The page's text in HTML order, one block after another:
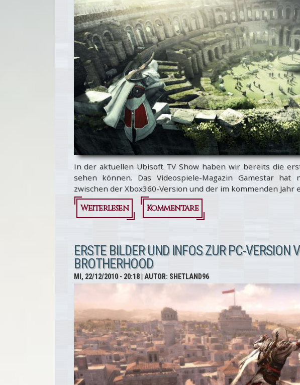
In der aktuellen Ubisoft TV Show haben wir bereits die
sehen können. Das Videospiele-Magazin Gamestar
zwischen der Xbox360-Version und der im kommenden
Weiterlesen
über Assassin's
Brotherhood
Grafikvergleich
Kommentare
ERSTE BILDER UND INFOS ZUR PC-VERSION
BROTHERHOOD
MI, 22/12/2010 - 20:18| AUTOR: SHETLAND96